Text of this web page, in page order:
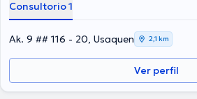
Consultorio 1
Ak. 9 ## 116 - 20, Usaquen 2,1 km
Ver perfil